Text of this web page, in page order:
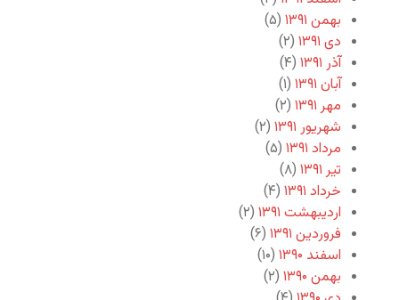
بهمن ۱۳۹۱
(۵)
دی ۱۳۹۱
(۲)
آذر ۱۳۹۱
(۴)
آبان ۱۳۹۱
(۱)
مهر ۱۳۹۱
(۲)
شهریور ۱۳۹۱
(۲)
مرداد ۱۳۹۱
(۵)
تیر ۱۳۹۱
(۸)
خرداد ۱۳۹۱
(۴)
اردیبهشت ۱۳۹۱
(۲)
فروردین ۱۳۹۱
(۶)
اسفند ۱۳۹۰
(۱۰)
بهمن ۱۳۹۰
(۲)